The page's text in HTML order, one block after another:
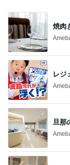
焼肉
レジ
旦那